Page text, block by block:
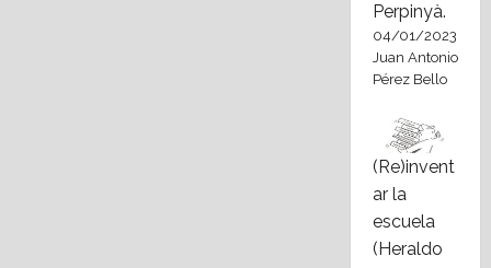
Perpinyà.
04/01/2023
Juan Antonio
Pérez Bello
(Re)invent
ar la
escuela
(Heraldo